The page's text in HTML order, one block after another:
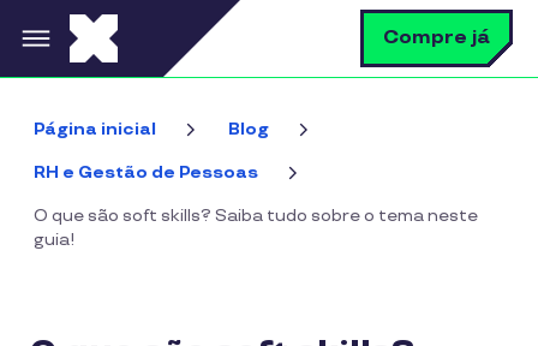
Pular para o conteúdo principal Compre já
Página inicial Blog
RH e Gestão de Pessoas
O que são soft skills? Saiba tudo sobre o tema neste
guia!